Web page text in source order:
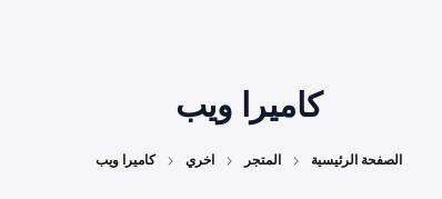
كاميرا ويب
الصفحة الرئيسية المتجر اخري كاميرا ويب